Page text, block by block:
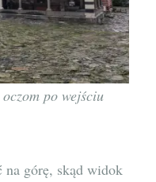
po wejściu
na górę, skąd widok